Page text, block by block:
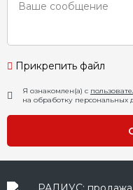
Прикрепить файл
Я ознакомлен(а) с
на обработку